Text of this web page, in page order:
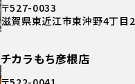
〒527-0033
滋賀県東近江市東沖野4丁目
チカラもち彦根店